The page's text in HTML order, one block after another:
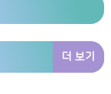
더 보기